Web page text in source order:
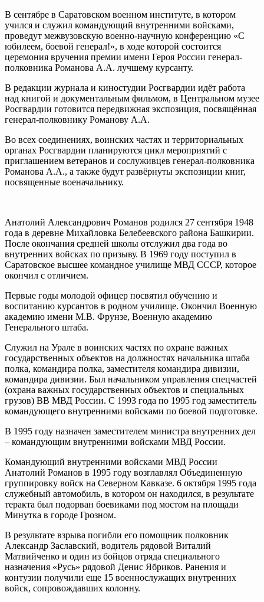
В сентябре в Саратовском военном институте, в котором
учился и служил командующий внутренними войсками,
проведут межвузовскую военно-научную конференцию «С
юбилеем, боевой генерал!», в ходе которой состоится
церемония вручения премии имени Героя России генерал-
полковника Романова А.А. лучшему курсанту.
В редакции журнала и киностудии Росгвардии идёт работа
над книгой и документальным фильмом, в Центральном музее
Росгвардии готовится передвижная экспозиция, посвящённая
генерал-полковнику Романову А.А.
Во всех соединениях, воинских частях и территориальных
органах Росгвардии планируются цикл мероприятий с
приглашением ветеранов и сослуживцев генерал-полковника
Романова А.А., а также будут развёрнуты экспозиции книг,
посвященные военачальнику.
Анатолий Александрович Романов родился 27 сентября 1948
года в деревне Михайловка Белебеевского района Башкирии.
После окончания средней школы отслужил два года во
внутренних войсках по призыву. В 1969 году поступил в
Саратовское высшее командное училище МВД СССР, которое
окончил с отличием.
Первые годы молодой офицер посвятил обучению и
воспитанию курсантов в родном училище. Окончил Военную
академию имени М.В. Фрунзе, Военную академию
Генерального штаба.
Служил на Урале в воинских частях по охране важных
государственных объектов на должностях начальника штаба
полка, командира полка, заместителя командира дивизии,
командира дивизии. Был начальником управления спецчастей
(охрана важных государственных объектов и специальных
грузов) ВВ МВД России. С 1993 года по 1995 год заместитель
командующего внутренними войсками по боевой подготовке.
В 1995 году назначен заместителем министра внутренних дел
– командующим внутренними войсками МВД России.
Командующий внутренними войсками МВД России
Анатолий Романов в 1995 году возглавлял Объединенную
группировку войск на Северном Кавказе. 6 октября 1995 года
служебный автомобиль, в котором он находился, в результате
теракта был подорван боевиками под мостом на площади
Минутка в городе Грозном.
В результате взрыва погибли его помощник полковник
Александр Заславский, водитель рядовой Виталий
Матвийченко и один из бойцов отряда специального
назначения «Русь» рядовой Денис Ябриков. Ранения и
контузии получили еще 15 военнослужащих внутренних
войск, сопровождавших колонну.